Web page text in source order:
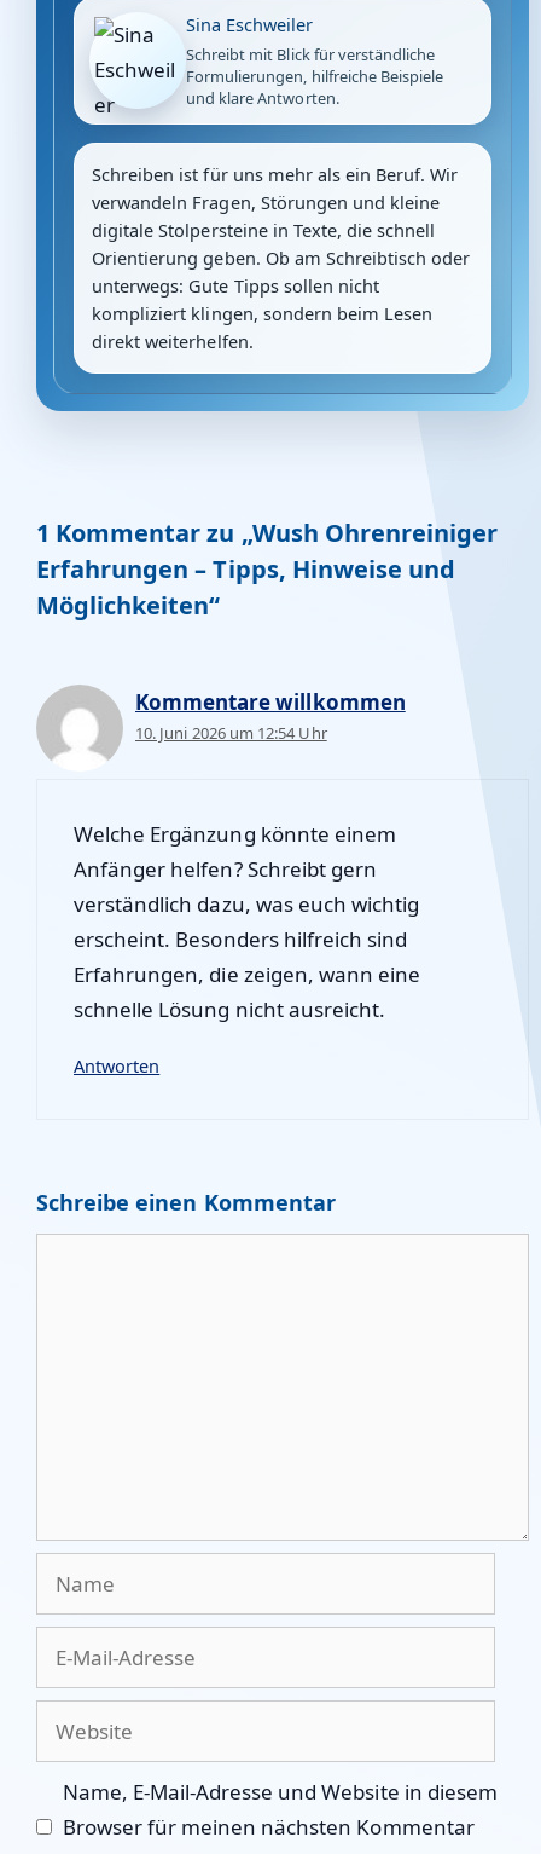
Sina Eschweiler
Schreibt mit Blick für verständliche
Formulierungen, hilfreiche Beispiele
und klare Antworten.
Schreiben ist für uns mehr als ein Beruf. Wir
verwandeln Fragen, Störungen und kleine
digitale Stolpersteine in Texte, die schnell
Orientierung geben. Ob am Schreibtisch oder
unterwegs: Gute Tipps sollen nicht
kompliziert klingen, sondern beim Lesen
direkt weiterhelfen.
1 Kommentar zu „Wush Ohrenreiniger
Erfahrungen – Tipps, Hinweise und
Möglichkeiten“
Kommentare willkommen
10. Juni 2026 um 12:54 Uhr
Welche Ergänzung könnte einem
Anfänger helfen? Schreibt gern
verständlich dazu, was euch wichtig
erscheint. Besonders hilfreich sind
Erfahrungen, die zeigen, wann eine
schnelle Lösung nicht ausreicht.
Antworten
Schreibe einen Kommentar
Name, E-Mail-Adresse und Website in diesem
Browser für meinen nächsten Kommentar